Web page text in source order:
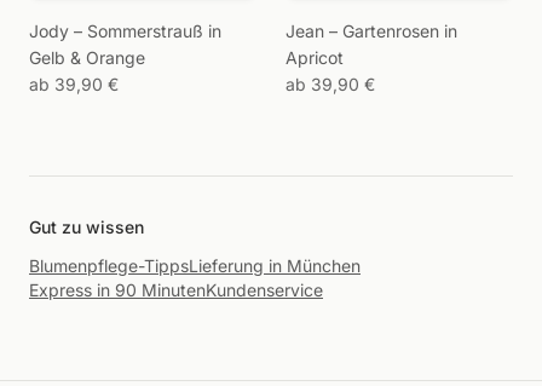
Jody – Sommerstrauß in
Gelb & Orange
ab 39,90 €
Jean – Gartenrosen in
Apricot
ab 39,90 €
Gut zu wissen
Blumenpflege-TippsLieferung in München
Express in 90 MinutenKundenservice